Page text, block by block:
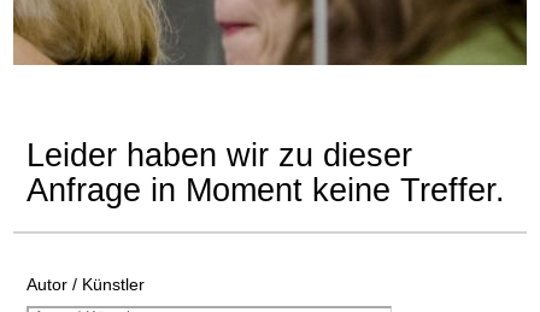
Leider haben wir zu dieser
Anfrage in Moment keine Treffer.
Autor / Künstler